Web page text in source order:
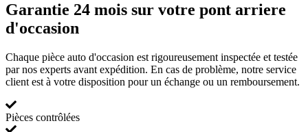
Garantie 24 mois sur votre pont arriere
d'occasion
Chaque pièce auto d'occasion est rigoureusement inspectée et testée
par nos experts avant expédition. En cas de problème, notre service
client est à votre disposition pour un échange ou un remboursement.
Pièces contrôlées